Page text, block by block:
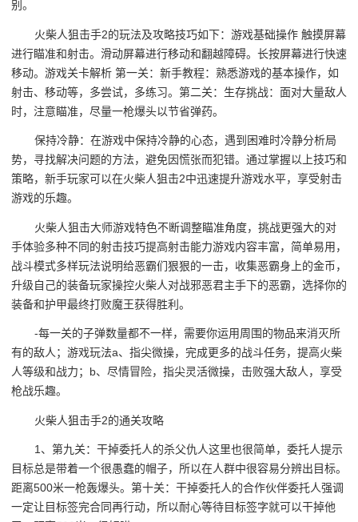
别。
火柴人狙击手2的玩法及攻略技巧如下：游戏基础操作 触摸屏幕
进行瞄准和射击。滑动屏幕进行移动和翻越障碍。长按屏幕进行快速
移动。游戏关卡解析 第一关：新手教程：熟悉游戏的基本操作，如
射击、移动等，多尝试，多练习。第二关：生存挑战：面对大量敌人
时，注意瞄准，尽量一枪爆头以节省弹药。
保持冷静：在游戏中保持冷静的心态，遇到困难时冷静分析局
势，寻找解决问题的方法，避免因慌张而犯错。通过掌握以上技巧和
策略，新手玩家可以在火柴人狙击2中迅速提升游戏水平，享受射击
游戏的乐趣。
火柴人狙击大师游戏特色不断调整瞄准角度，挑战更强大的对
手体验多种不同的射击技巧提高射击能力游戏内容丰富，简单易用，
战斗模式多样玩法说明给恶霸们狠狠的一击，收集恶霸身上的金币，
升级自己的装备玩家操控火柴人对战邪恶君主手下的恶霸，选择你的
装备和护甲最终打败魔王获得胜利。
-每一关的子弹数量都不一样，需要你运用周围的物品来消灭所
有的敌人；游戏玩法a、指尖微操，完成更多的战斗任务，提高火柴
人等级和战力；b、尽情冒险，指尖灵活微操，击败强大敌人，享受
枪战乐趣。
火柴人狙击手2的通关攻略
1、第九关：干掉委托人的杀父仇人这里也很简单，委托人提示
目标总是带着一个很愚蠢的帽子，所以在人群中很容易分辨出目标。
距离500米一枪轰爆头。第十关：干掉委托人的合作伙伴委托人强调
一定让目标签完合同再行动，所以耐心等待目标签字就可以干掉他